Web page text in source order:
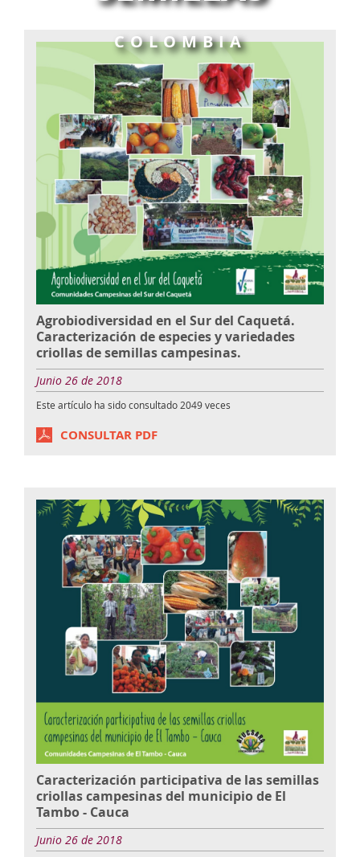
COLOMBIA
Agrobiodiversidad en el Sur del Caquetá.
Caracterización de especies y variedades
criollas de semillas campesinas.
Junio 26 de 2018
Este artículo ha sido consultado2049veces
CONSULTAR PDF
Caracterización participativa de las semillas
criollas campesinas del municipio de El
Tambo - Cauca
Junio 26 de 2018